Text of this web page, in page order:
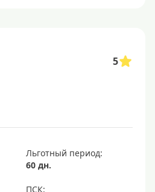
5
Льготный период:
60 дн.